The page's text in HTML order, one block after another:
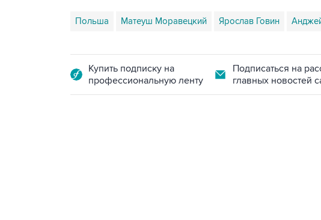
Польша Матеуш Моравецкий Ярослав Говин
Купить подписку на
профессиональную ленту
Подписаться на
главных новостей